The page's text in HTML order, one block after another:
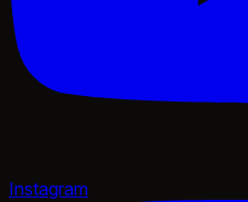
Instagram